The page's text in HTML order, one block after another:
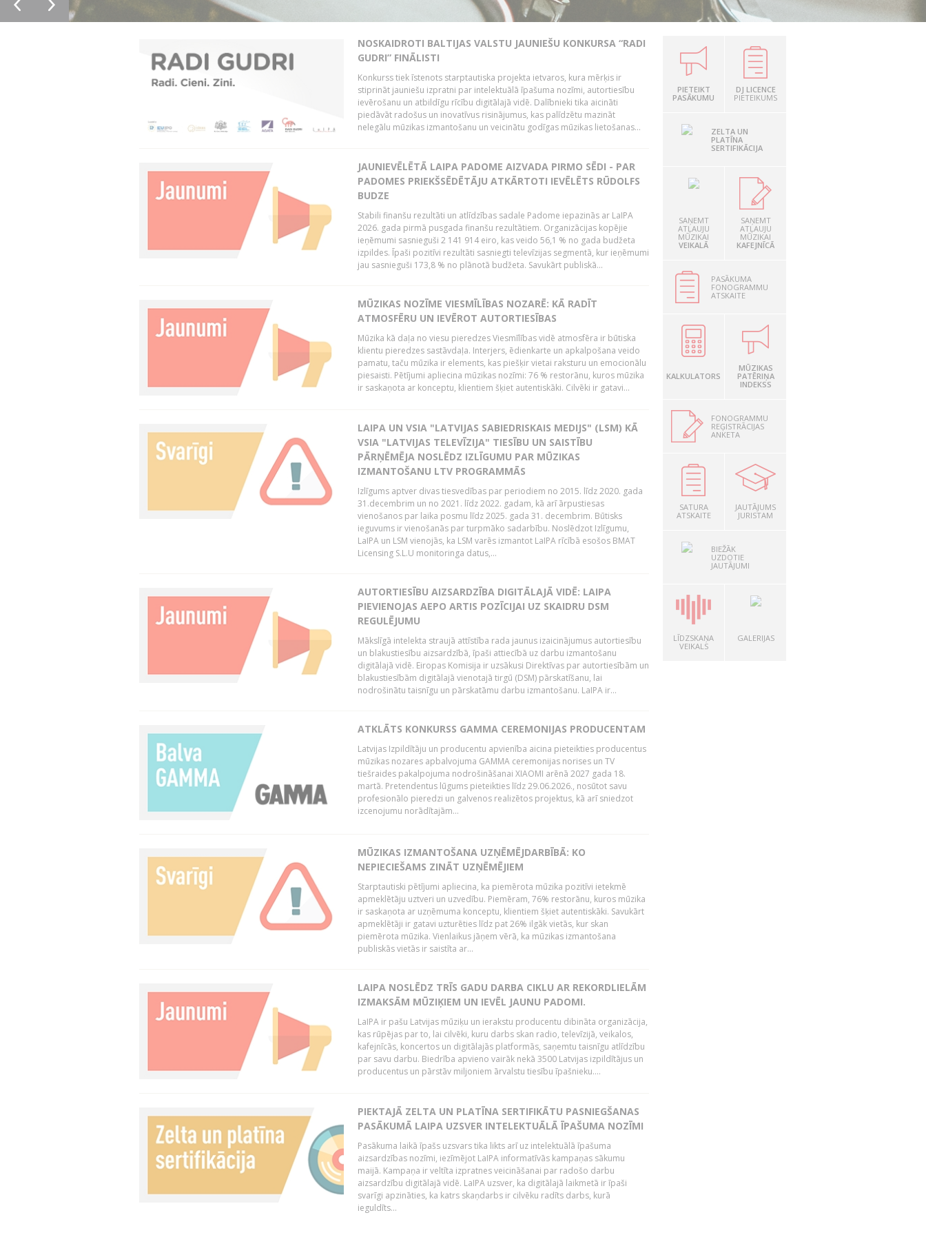
NOSKAIDROTI BALTIJAS VALSTU JAUNIEŠU KONKURSA “RADI
GUDRI” FINĀLISTI
Konkurss tiek īstenots starptautiska projekta ietvaros, kura mērķis ir
stiprināt jauniešu izpratni par intelektuālā īpašuma nozīmi, autortiesību
ievērošanu un atbildīgu rīcību digitālajā vidē. Dalībnieki tika aicināti
piedāvāt radošus un inovatīvus risinājumus, kas palīdzētu mazināt
nelegālu mūzikas izmantošanu un veicinātu godīgas mūzikas lietošanas...
JAUNIEVĒLĒTĀ LAIPA PADOME AIZVADA PIRMO SĒDI - PAR
PADOMES PRIEKŠSĒDĒTĀJU ATKĀRTOTI IEVĒLĒTS RŪDOLFS
BUDZE
Stabili finanšu rezultāti un atlīdzības sadale Padome iepazinās ar LaIPA
2026. gada pirmā pusgada finanšu rezultātiem. Organizācijas kopējie
ieņēmumi sasnieguši 2 141 914 eiro, kas veido 56,1 % no gada budžeta
izpildes. Īpaši pozitīvi rezultāti sasniegti televīzijas segmentā, kur ieņēmumi
jau sasnieguši 173,8 % no plānotā budžeta. Savukārt publiskā...
MŪZIKAS NOZĪME VIESMĪLĪBAS NOZARĒ: KĀ RADĪT
ATMOSFĒRU UN IEVĒROT AUTORTIESĪBAS
Mūzika kā daļa no viesu pieredzes Viesmīlības vidē atmosfēra ir būtiska
klientu pieredzes sastāvdaļa. Interjers, ēdienkarte un apkalpošana veido
pamatu, taču mūzika ir elements, kas piešķir vietai raksturu un emocionālu
piesaisti. Pētījumi apliecina mūzikas nozīmi: 76 % restorānu, kuros mūzika
ir saskaņota ar konceptu, klientiem šķiet autentiskāki. Cilvēki ir gatavi...
LAIPA UN VSIA "LATVIJAS SABIEDRISKAIS MEDIJS" (LSM) KĀ
VSIA "LATVIJAS TELEVĪZIJA" TIESĪBU UN SAISTĪBU
PĀRŅĒMĒJA NOSLĒDZ IZLĪGUMU PAR MŪZIKAS
IZMANTOŠANU LTV PROGRAMMĀS
Izlīgums aptver divas tiesvedības par periodiem no 2015. līdz 2020. gada
31.decembrim un no 2021. līdz 2022. gadam, kā arī ārpustiesas
vienošanos par laika posmu līdz 2025. gada 31. decembrim. Būtisks
ieguvums ir vienošanās par turpmāko sadarbību. Noslēdzot Izlīgumu,
LaIPA un LSM vienojās, ka LSM varēs izmantot LaIPA rīcībā esošos BMAT
Licensing S.L.U monitoringa datus,...
AUTORTIESĪBU AIZSARDZĪBA DIGITĀLAJĀ VIDĒ: LAIPA
PIEVIENOJAS AEPO ARTIS POZĪCIJAI UZ SKAIDRU DSM
REGULĒJUMU
Mākslīgā intelekta straujā attīstība rada jaunus izaicinājumus autortiesību
un blakustiesību aizsardzībā, īpaši attiecībā uz darbu izmantošanu
digitālajā vidē. Eiropas Komisija ir uzsākusi Direktīvas par autortiesībām un
blakustiesībām digitālajā vienotajā tirgū (DSM) pārskatīšanu, lai
nodrošinātu taisnīgu un pārskatāmu darbu izmantošanu. LaIPA ir...
ATKLĀTS KONKURSS GAMMA CEREMONIJAS PRODUCENTAM
Latvijas Izpildītāju un producentu apvienība aicina pieteikties producentus
mūzikas nozares apbalvojuma GAMMA ceremonijas norises un TV
tiešraides pakalpojuma nodrošināšanai XIAOMI arēnā 2027 gada 18.
martā. Pretendentus lūgums pieteikties līdz 29.06.2026., nosūtot savu
profesionālo pieredzi un galvenos realizētos projektus, kā arī sniedzot
izcenojumu norādītajām...
MŪZIKAS IZMANTOŠANA UZŅĒMĒJDARBĪBĀ: KO
NEPIECIEŠAMS ZINĀT UZŅĒMĒJIEM
Starptautiski pētījumi apliecina, ka piemērota mūzika pozitīvi ietekmē
apmeklētāju uztveri un uzvedību. Piemēram, 76% restorānu, kuros mūzika
ir saskaņota ar uzņēmuma konceptu, klientiem šķiet autentiskāki. Savukārt
apmeklētāji ir gatavi uzturēties līdz pat 26% ilgāk vietās, kur skan
piemērota mūzika. Vienlaikus jāņem vērā, ka mūzikas izmantošana
publiskās vietās ir saistīta ar...
LAIPA NOSLĒDZ TRĪS GADU DARBA CIKLU AR REKORDLIELĀM
IZMAKSĀM MŪZIĶIEM UN IEVĒL JAUNU PADOMI.
LaIPA ir pašu Latvijas mūziķu un ierakstu producentu dibināta organizācija,
kas rūpējas par to, lai cilvēki, kuru darbs skan radio, televīzijā, veikalos,
kafejnīcās, koncertos un digitālajās platformās, saņemtu taisnīgu atlīdzību
par savu darbu. Biedrība apvieno vairāk nekā 3500 Latvijas izpildītājus un
producentus un pārstāv miljoniem ārvalstu tiesību īpašnieku....
PIEKTAJĀ ZELTA UN PLATĪNA SERTIFIKĀTU PASNIEGŠANAS
PASĀKUMĀ LAIPA UZSVER INTELEKTUĀLĀ ĪPAŠUMA NOZĪMI
Pasākuma laikā īpašs uzsvars tika likts arī uz intelektuālā īpašuma
aizsardzības nozīmi, iezīmējot LaIPA informatīvās kampaņas sākumu
maijā. Kampaņa ir veltīta izpratnes veicināšanai par radošo darbu
aizsardzību digitālajā vidē. LaIPA uzsver, ka digitālajā laikmetā ir īpaši
svarīgi apzināties, ka katrs skaņdarbs ir cilvēku radīts darbs, kurā
ieguldīts...
PIETEIKT
PASĀKUMU
DJ LICENCE
PIETEIKUMS
ZELTA UN
PLATĪNA
SERTIFIKĀCIJA
SAŅEMT
ATĻAUJU
MŪZIKAI
VEIKALĀ
SAŅEMT
ATĻAUJU
MŪZIKAI
KAFEJNĪCĀ
PASĀKUMA
FONOGRAMMU
ATSKAITE
KALKULATORS
MŪZIKAS
PATĒRIŅA
INDEKSS
FONOGRAMMU
REĢISTRĀCIJAS
ANKETA
SATURA
ATSKAITE
JAUTĀJUMS
JURISTAM
BIEŽĀK
UZDOTIE
JAUTĀJUMI
LĪDZSKAŅA
VEIKALS
GALERIJAS